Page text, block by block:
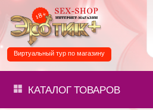
Виртуальный тур по магазину
КАТАЛОГТОВАРОВ